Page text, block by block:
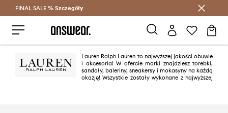
Oszczędzaj z Answear Club >
FINAL SALE % Szczegóły
Lauren Ralph Lauren to najwyższej jakości obuwie
i akcesoria! W ofercie marki znajdziesz torebki,
sandały, baleriny, sneakersy i mokasyny na każdą
okazję! Wszystkie zostały wykonane z najwyższej